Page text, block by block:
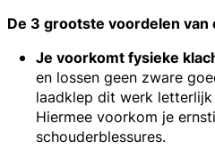
De 3 grootste voordelen van
Je voorkomt fysieke
en lossen geen zware
laadklep dit werk
Hiermee voorkom je
schouderblessures.